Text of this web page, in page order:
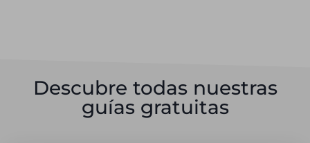
Descubre todas nuestras
guías gratuitas